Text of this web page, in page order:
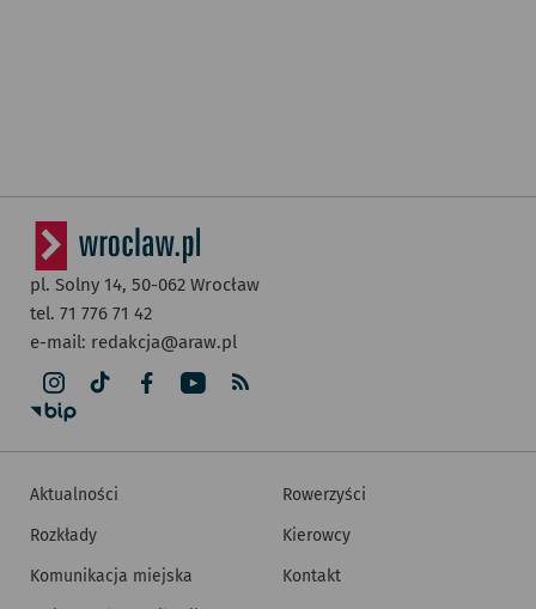
pl. Solny 14, 50-062 Wrocław
tel. 71 776 71 42
e-mail: redakcja@araw.pl
Aktualności
Rozkłady
Komunikacja miejska
Rowerzyści
Kierowcy
Kontakt